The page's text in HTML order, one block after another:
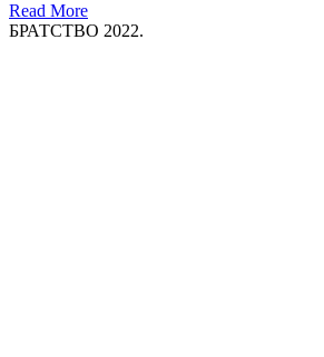
Read More
БРАТСТВО 2022.